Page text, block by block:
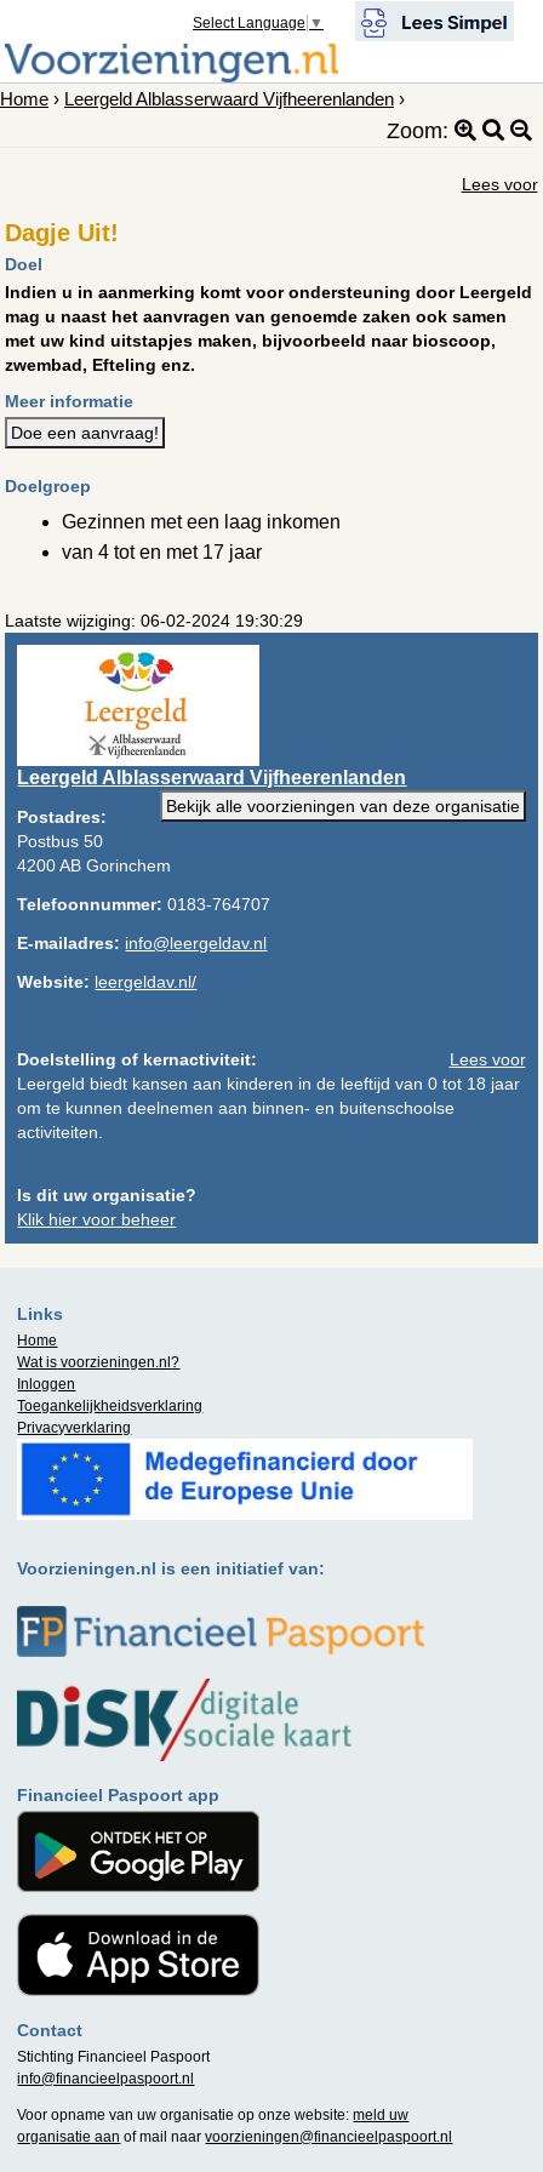
Select Language ▼
Home › Leergeld Alblasserwaard Vijfheerenlanden ›
Zoom:
Lees voor
Dagje Uit!
Doel
Indien u in aanmerking komt voor ondersteuning door Leergeld
mag u naast het aanvragen van genoemde zaken ook samen
met uw kind uitstapjes maken, bijvoorbeeld naar bioscoop,
zwembad, Efteling enz.
Meer informatie
Doe een aanvraag!
Doelgroep
Gezinnen met een laag inkomen
van 4 tot en met 17 jaar
Laatste wijziging: 06-02-2024 19:30:29
Leergeld Alblasserwaard Vijfheerenlanden
Bekijk alle voorzieningen van deze organisatie
Postadres:
Postbus 50
4200 AB Gorinchem
Telefoonnummer: 0183-764707
E-mailadres: info@leergeldav.nl
Website: leergeldav.nl/
Lees voor
Doelstelling of kernactiviteit:
Leergeld biedt kansen aan kinderen in de leeftijd van 0 tot 18 jaar
om te kunnen deelnemen aan binnen- en buitenschoolse
activiteiten.
Is dit uw organisatie?
Klik hier voor beheer
Links
Home
Wat is voorzieningen.nl?
Inloggen
Toegankelijkheidsverklaring
Privacyverklaring
Voorzieningen.nl is een initiatief van:
Financieel Paspoort app
Contact
Stichting Financieel Paspoort
info@financieelpaspoort.nl
Voor opname van uw organisatie op onze website:meld uw
organisatie aan of mail naarvoorzieningen@financieelpaspoort.nl